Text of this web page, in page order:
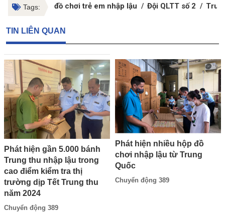
Tags: đồ chơi trẻ em nhập lậu Đội QLTT số 2
TIN LIÊN QUAN
Phát hiện gần 5.000 bánh
Trung thu nhập lậu trong
cao điểm kiểm tra thị
trường dịp Tết Trung thu
năm 2024
Chuyển động 389
Phát hiện nhiều hộp đồ
chơi nhập lậu từ Trung
Quốc
Chuyển động 389